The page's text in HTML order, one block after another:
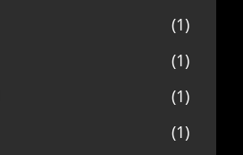
(1)
(1)
(1)
(1)